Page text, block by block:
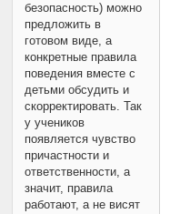
безопасность) можно
предложить в
готовом виде, а
конкретные правила
поведения вместе с
детьми обсудить и
скорректировать. Так
у учеников
появляется чувство
причастности и
ответственности, а
значит, правила
работают, а не висят